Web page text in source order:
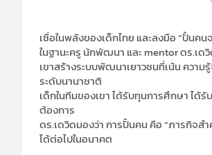
เชื่อในพลังของเด็กไทย และลงมือ “ปั้นคน
ในฐานะครู นักพัฒนา และ mentor ดร.เด
เขาสร้างระบบพัฒนาเยาวชนที่เน้น ความ
ระดับนานาชาติ
เด็กในทีมของเขา ได้รับทุนการศึกษา ได้
ต้องการ
ดร.เดวิดมองว่า การปั้นคน คือ “ภารกิจส
ได้ต่อไปในอนาคต